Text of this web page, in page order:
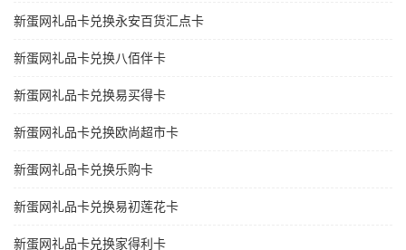
新蛋网礼品卡兑换永安百货汇点卡
新蛋网礼品卡兑换八佰伴卡
新蛋网礼品卡兑换易买得卡
新蛋网礼品卡兑换欧尚超市卡
新蛋网礼品卡兑换乐购卡
新蛋网礼品卡兑换易初莲花卡
新蛋网礼品卡兑换家得利卡